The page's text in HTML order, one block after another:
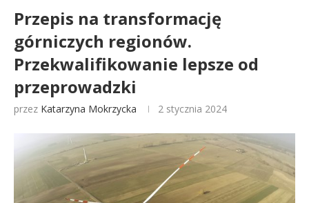
Przepis na transformację
górniczych regionów.
Przekwalifikowanie lepsze od
przeprowadzki
przez Katarzyna Mokrzycka 2 stycznia 2024